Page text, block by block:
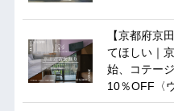
【京都府京
てほしい｜
始、コテー
10％OFF〈